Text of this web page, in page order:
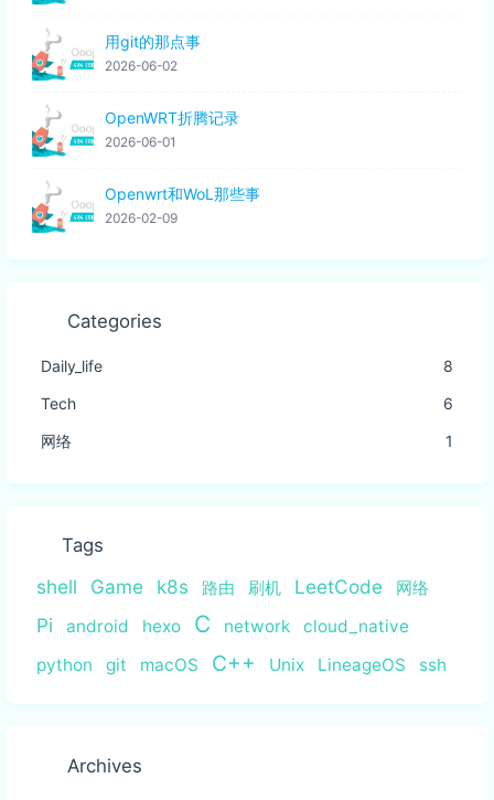
用git的那点事
2026-06-02
OpenWRT折腾记录
2026-06-01
Openwrt和WoL那些事
2026-02-09
Categories
Daily_life
8
Tech
6
网络
1
Tags
shell Game k8s 路由 刷机 LeetCode 网络
Pi android hexo C network
cloud_native
python
git macOS C++ Unix LineageOS ssh
Archives